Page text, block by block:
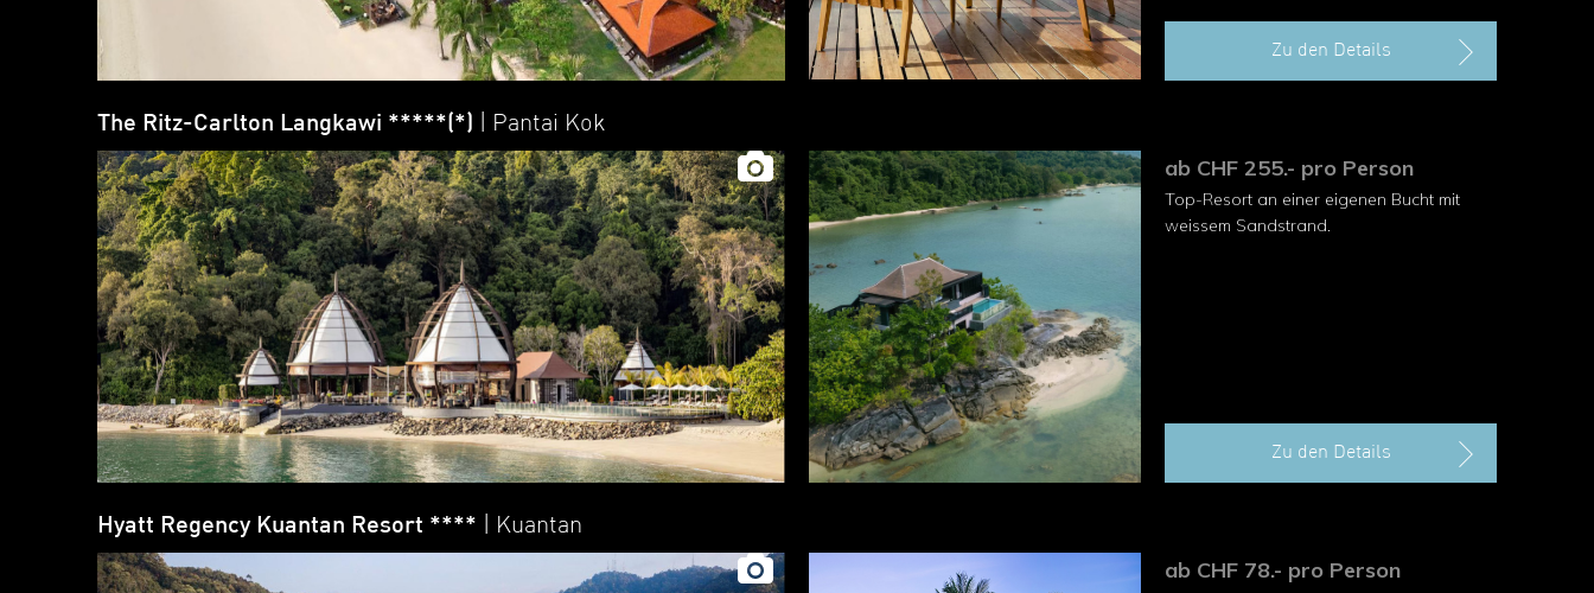
Zu den Details
The Ritz-Carlton Langkawi *****(*) | Pantai Kok
ab CHF 255.- pro Person
Top-Resort an einer eigenen Bucht mit
weissem Sandstrand.
Zu den Details
Hyatt Regency Kuantan Resort **** | Kuantan
ab CHF 78.- pro Person